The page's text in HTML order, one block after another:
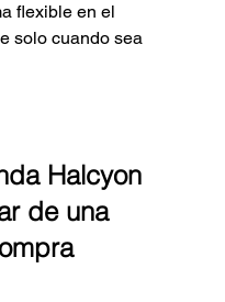
flexible en el
solo cuando sea
Halcyon
de una